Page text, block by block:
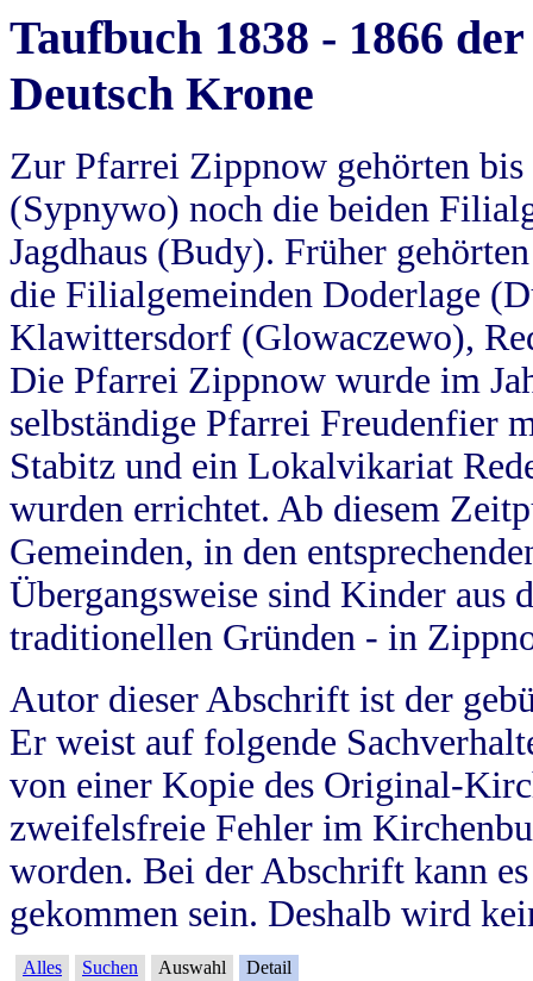
Taufbuch 1838 - 1866
Deutsch Krone
Zur Pfarrei Zippnow gehörten
(Sypnywo) noch die beiden
Jagdhaus (Budy). Früher
die Filialgemeinden Doderlage
Klawittersdorf (Glowaczewo),
Die Pfarrei Zippnow wurde im
selbständige Pfarrei Freudenfier
Stabitz und ein Lokalvikariat
wurden errichtet. Ab diesem
Gemeinden, in den
Übergangsweise sind Kinder aus
traditionellen Gründen - in
Autor dieser Abschrift ist der
Er weist auf folgende
von einer Kopie des Original-
zweifelsfreie Fehler im
worden. Bei der Abschrift kann
gekommen sein. Deshalb wird
Alles Suchen Auswahl Detail